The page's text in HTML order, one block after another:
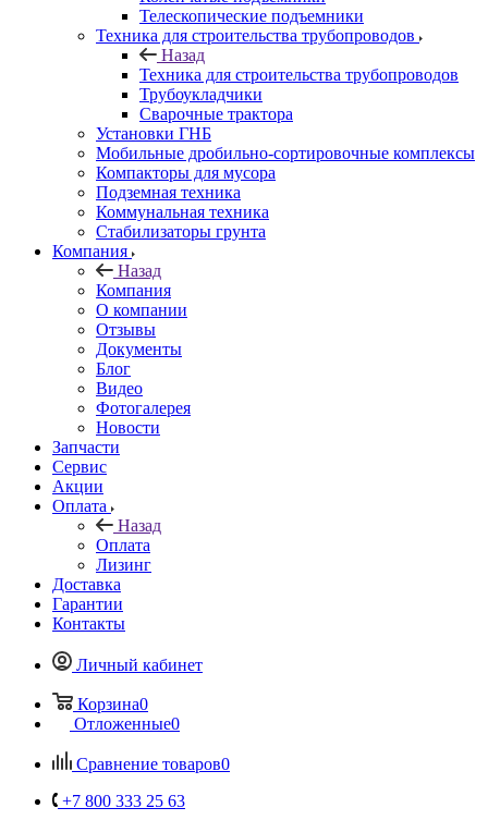
Телескопические подъемники
Техника для строительства трубопроводов
Назад
Техника для строительства трубопроводов
Трубоукладчики
Сварочные трактора
Установки ГНБ
Мобильные дробильно-сортировочные комплексы
Компакторы для мусора
Подземная техника
Коммунальная техника
Стабилизаторы грунта
Компания
Назад
Компания
О компании
Отзывы
Документы
Блог
Видео
Фотогалерея
Новости
Запчасти
Сервис
Акции
Оплата
Назад
Оплата
Лизинг
Доставка
Гарантии
Контакты
Личный кабинет
Корзина0
Отложенные0
Сравнение товаров0
+7 800 333 25 63